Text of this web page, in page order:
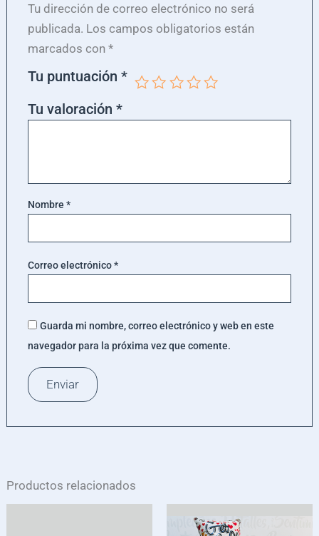
Tu dirección de correo electrónico no será
publicada. Los campos obligatorios están
marcados con *
Tu puntuación *
Tu valoración *
Nombre *
Correo electrónico*
Guarda mi nombre, correo electrónico y web en este
navegador para la próxima vez que comente.
Productos relacionados